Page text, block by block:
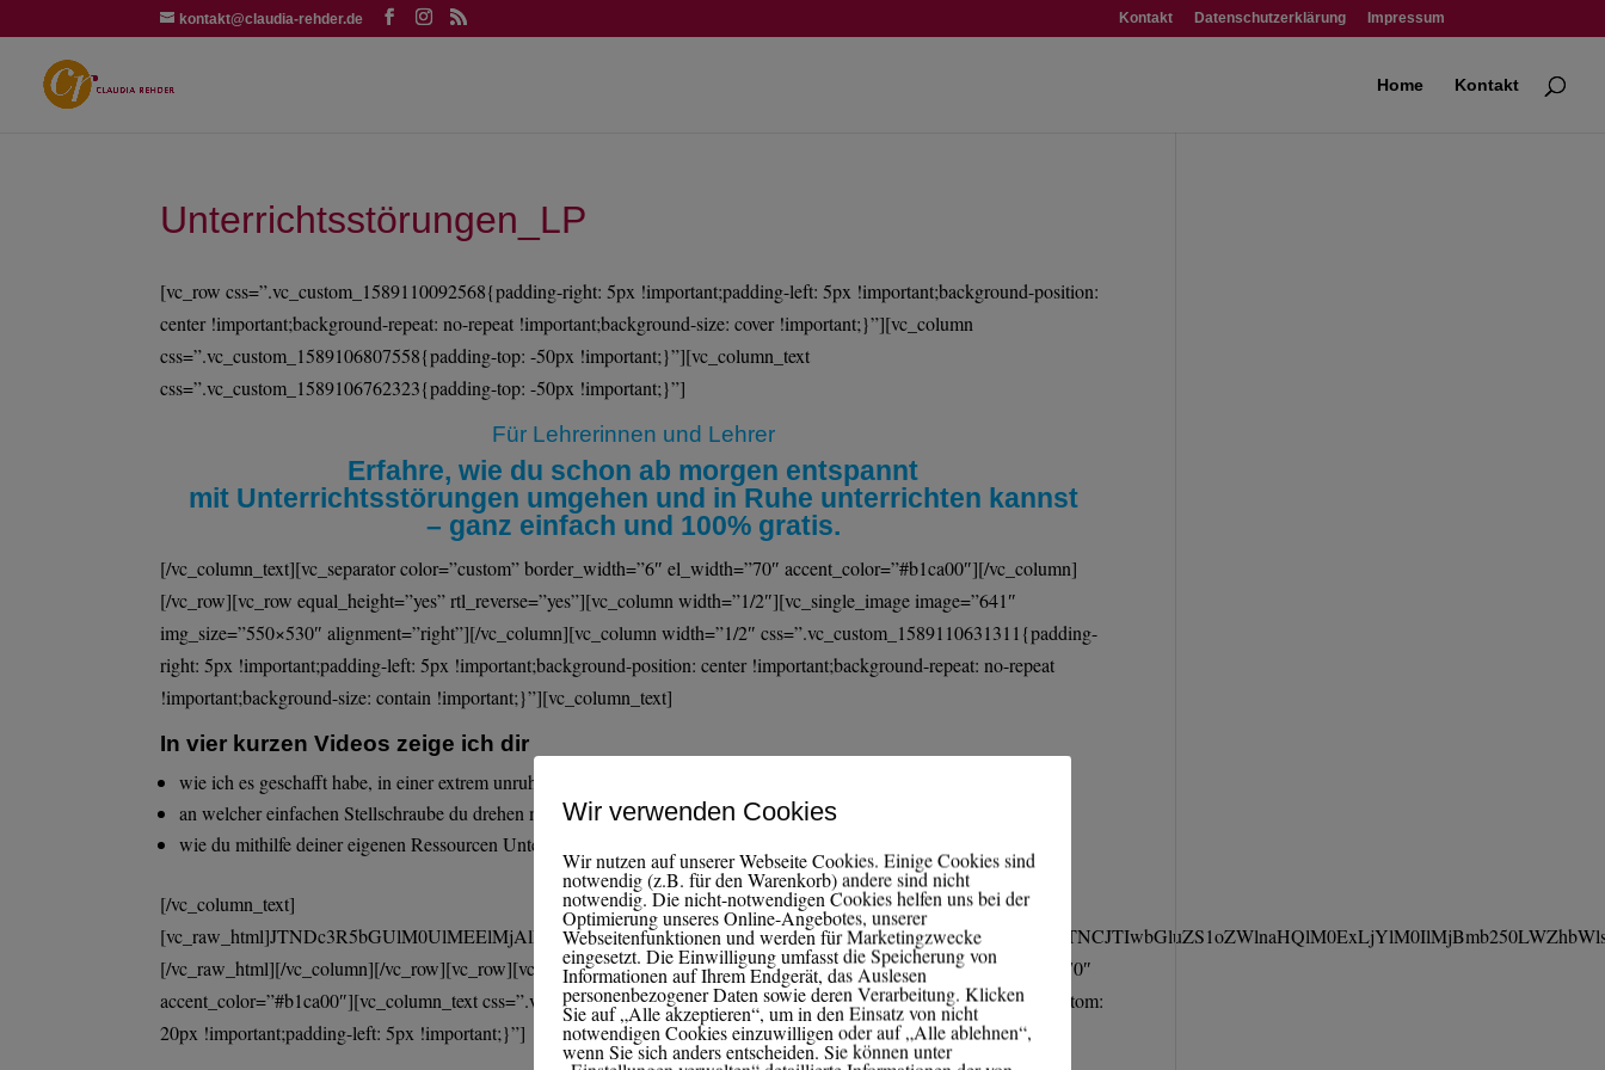
kontakt@claudia-rehder.de Kontakt Datenschutzerklärung Impressum
Home Kontakt
Unterrichtsstörungen_LP
[vc_row css=”.vc_custom_1589110092568{padding-right: 5px !important;padding-left: 5px !important;background-position:
center !important;background-repeat: no-repeat !important;background-size: cover !important;}”][vc_column
css=”.vc_custom_1589106807558{padding-top: -50px !important;}”][vc_column_text
css=”.vc_custom_1589106762323{padding-top: -50px !important;}”]
Für Lehrerinnen und Lehrer
Erfahre, wie du schon ab morgen entspannt
mit Unterrichtsstörungen umgehen und in Ruhe unterrichten kannst
– ganz einfach und 100% gratis.
[/vc_column_text][vc_separator color=”custom” border_width=”6″ el_width=”70″ accent_color=”#b1ca00″][/vc_column]
[/vc_row][vc_row equal_height=”yes” rtl_reverse=”yes”][vc_column width=”1/2″][vc_single_image image=”641″
img_size=”550×530″ alignment=”right”][/vc_column][vc_column width=”1/2″ css=”.vc_custom_1589110631311{padding-
right: 5px !important;padding-left: 5px !important;background-position: center !important;background-repeat: no-repeat
!important;background-size: contain !important;}”][vc_column_text]
In vier kurzen Videos zeige ich dir
wie ich es geschafft habe, in einer extrem unruhigen Klasse endlich entspannt zu unterrichten.
an welcher einfachen Stellschraube du drehen musst, um das ab morgen auch zu schaffen
wie du mithilfe deiner eigenen Ressourcen Unterrichtsstörungen zukünftig vermeiden kannst.
[/vc_column_text][vc_raw_html]JTNDc3R5bGUlM0UlMEElMjAlMjNfZm9ybV8yOV8lMjAlN0IlMjBmb250LXNpemUlM0ExNHB4JTNCJTIwbGluZS1oZWlnaHQlM0ExLjYlM0IlMjBmb250LWZhbWlseSUzQWFyaWFsJTJDJTIwaGVsdmV0aWNhJTJDJTIwc2Fucy1zZXJpZiUzQiUyMG1hcmdpbiUzQTAlM0IlMjAlN0QlMEElMjAlMjNfZm9ybV8yOV8lMjAlMkElMjAlN0IlMjBvdXRsaW5lJTNBMCUzQiUyMCU3RCUwQSUyMC5fZm9ybV9oaWRlJTIwJTdCJTIwZGlzcGxheSUzQW5vbmUlM0IlMjB2aXNpYmlsaXR5JTNBaGlkZGVuJTNCJTIwJTdEJTBBJTIwLl9mb3JtX3Nob3clMjAlN0IlMjBkaXNwbGF5JTNBYmxvY2slM0IlMjB2aXNpYmlsaXR5JTNBdmlzaWJsZSUzQiUyMCU3RCUwQSUyMCUyM19mb3JtXzI5Xy5fZm9ybS10b3AlMjAlN0IlMjB0b3AlM0EwJTNCJTIwJTdEJTBBJTIwJTIzX2Zvcm1fMjlfLl9mb3JtLWJvdHRvbSUyMCU3QiUyMGJvdHRvbSUzQTAlM0IlMjAlN0QlMEElMjAlMjNfZm9ybV8yOV8uX2Zvcm0tbGVmdCUyMCU3QiUyMGxlZnQlM0EwJTNCJTIwJTdEJTBBJTIwJTIzX2Zvcm1fMjlfLl9mb3JtLXJpZ2h0JTIwJTdCJTIwcmlnaHQlM0EwJTNCJTIwJTdEJTBBJTIwJTIzX2Zvcm1fMjlfJTIwaW5wdXQlNUJ0eXBlJTNEJTIydGV4dCUyMiU1RCUyQyUyM19mb3JtXzI5XyUyMGlucHV0JTVCdHlwZSUzRCUyMmRhdGUlMjIlNUQlMkMlMjNfZm9ybV8yOV8lMjB0ZXh0YXJlYSUyMCU3QiUyMHBhZGRpbmclM0E2cHglM0IlMjBoZWlnaHQlM0FhdXRvJTNCJTIwYm9yZGVyJTNBJTIzOTc5Nzk3JTIwMXB4JTIwc29saWQlM0IlMjBib3JkZXItcmFkaXVzJTNBNHB4JTNCJTIwY29sb3IlM0ElMjMwMDAlMjAlMjFpbXBvcnRhbnQlM0IlMjBmb250LXNpemUlM0ExNHB4JTNCJTIwLXdlYmtpdC1ib3gtc2l6aW5nJTNBYm9yZGVyLWJveCUzQiUyMC1tb3otYm94LXNpemluZyUzQWJvcmRlci1ib3glM0IlMjBib3gtc2l6aW5nJTNBYm9yZGVyLWJveCUzQiUyMCU3RCUwQSUyMCUyM19mb3JtXzI5XyUyMHRleHRhcmVhJTIwJTdCJTIwcmVzaXplJTNBbm9uZSUzQiUyMCU3RCUwQSUyMCUyM19mb3JtXzI5XyUyMC5fc3VibWl0JTIwJTdCJTIwLXdlYmtpdC1hcHBlYXJhbmNlJTNBbm9uZSUzQiUyMGN1cnNvciUzQXBvaW50ZXIlM0IlMjBmb250LWZhbWlseSUzQWFyaWFsJTJDJTIwc2Fucy1zZXJpZiUzQiUyMGZvbnQtc2l6ZSUzQTE0cHglM0IlMjB0ZXh0LWFsaWduJTNBY2VudGVyJTNCJTIwYmFja2dyb3VuZCUzQSUyM2U1MDA4MyUyMCUyMWltcG9ydGFudCUzQiUyMGJvcmRlciUzQTAlMjAlMjFpbXBvcnRhbnQlM0IlMjAtbW96LWJvcmRlci1yYWRpdXMlM0E2cHglMjAlMjFpbXBvcnRhbnQlM0IlMjAtd2Via2l0LWJvcmRlci1yYWRpdXMlM0E2cHglMjAlMjFpbXBvcnRhbnQlM0IlMjBib3JkZXItcmFkaXVzJTNBNnB4JTIwJTIxaW1wb3J0YW50JTNCJTIwY29sb3IlM0ElMjNmZmYlMjAlMjFpbXBvcnRhbnQlM0IlMjBwYWRkaW5nJTNBMTVweCUyMCUyMWltcG9ydGFudCUzQiUyMCU3RCUwQSUyMCUyM19mb3JtXzI5XyUyMC5fY2xvc2UtaWNvbiUyMCU3QiUyMGN1cnNvciUzQXBvaW50ZXIlM0IlMjBiYWNrZ3JvdW5kLWltYWdlJTNBdXJsJTI4JTI3aHR0cHMlM0ElMkYlMkZkMjI2YWo0YW8xdDYxcS5jbG91ZGZyb250Lm5ldCUyRmVzZmt5amgxdV9mb3Jtcy1jbG9zZS1kYXJrLnBuZyUyNyUyOSUzQiUyMGJhY2tncm91bmQtcmVwZWF0JTNBbm8tcmVwZWF0JTNCJTIwYmFja2dyb3VuZC1zaXplJTNBMTQuMnB4JTIwMTQuMnB4JTNCJTIwcG9zaXRpb24lM0FhYnNvbHV0ZSUzQiUyMGRpc3BsYXklM0FibG9jayUzQiUyMHRvcCUzQTExcHglM0IlMjByaWdodCUzQTlweCUzQiUyMG92ZXJmbG93JTNBaGlkZGVuJTNCJTIwd2lkdGglM0ExNi4ycHglM0IlMjBoZWlnaHQlM0ExNi4ycHglM0IlMjAlN0QlMEElMjAlMjNfZm9ybV8yOV8lMjAuX2Nsb3NlLWljb24lM0FiZWZvcmUlMjAlN0IlMjBwb3NpdGlvbiUzQXJlbGF0aXZlJTNCJTIwJTdEJTBBJTIwJTIzX2Zvcm1fMjlfJTIwLl9mb3JtLWJvZHklMjAlN0IlMjBtYXJnaW4tYm90dG9tJTNBMzBweCUzQiUyMCU3RCUwQSUyMCUyM19mb3JtXzI5XyUyMC5fZm9ybS1pbWFnZS1sZWZ0JTIwJTdCJTIwd2lkdGglM0ExNTBweCUzQiUyMGZsb2F0JTNBbGVmdCUzQiUyMCU3RCUwQSUyMCUyM19mb3JtXzI5XyUyMC5fZm9ybS1jb250ZW50LXJpZ2h0JTIwJTdCJTIwbWFyZ2luLWxlZnQlM0ExNjRweCUzQiUyMCU3RCUwQSUyMCUyM19mb3JtXzI5XyUyMC5fZm9ybS1icmFuZGluZyUyMCU3QiUyMGNvbG9yJTNBJTIzZmZmJTNCJTIwZm9udC1zaXplJTNBMTBweCUzQiUyMGNsZWFyJTNBYm90aCUzQiUyMHRleHQtYWxpZ24lM0FsZWZ0JTNCJTIwbWFyZ2luLXRvcCUzQTMwcHglM0IlMjBmb250LXdlaWdodCUzQTEwMCUzQiUyMCU3RCUwQSUyMCUyM19mb3JtXzI5XyUyMC5fZm9ybS1icmFuZGluZyUyMC5fbG9nbyUyMCU3QiUyMGRpc3BsYXklM0FibG9jayUzQiUyMHdpZHRoJTNBMTMwcHglM0IlMjBoZWlnaHQlM0ExNHB4JTNCJTIwbWFyZ2luLXRvcCUzQTZweCUzQiUyMGJhY2tncm91bmQtaW1hZ2UlM0F1cmwlMjglMjdodHRwcyUzQSUyRiUyRmQyMjZhajRhbzF0NjFxLmNsb3VkZnJvbnQubmV0JTJGaGg5dWpxZ3Y1X2FjbG9nb19saS5wbmclMjclMjklM0IlMjBiYWNrZ3JvdW5kLXNpemUlM0ExMzBweCUyMGF1dG8lM0IlMjBiYWNrZ3JvdW5kLXJlcGVhdCUzQW5vLXJlcGVhdCUzQiUyMCU3RCUwQSUyMCUyM19mb3JtXzI5XyUyMC5fZm9ybS1sYWJlbCUyQyUyM19mb3JtXzI5XyUyMC5fZm9ybV9lbGVtZW50JTIwLl9mb3JtLWxhYmVsJTIwJTdCJTIwZm9udC13ZWlnaHQlM0Fib2xkJTNCJTIwbWFyZ2luLWJvdHRvbSUzQTVweCUzQiUyMGRpc3BsYXklM0FibG9jayUzQiUyMCU3RCUwQSUyMCUyM19mb3JtXzI5Xy5fZGFyayUyMC5fZm9ybS1icmFuZGluZyUyMCU3QiUyMGNvbG9yJTNBJTIzMzMzJTNCJTIwJTdEJTBBJTIwJTIzX2Zvcm1fMjlfLl9kYXJrJTIwLl9mb3JtLWJyYW5kaW5nJTIwLl9sb2dvJTIwJTdCJTIwYmFja2dyb3VuZC1pbWFnZSUzQXVybCUyOCUyN2h0dHBzJTNBJTJGJTJGZDIyNmFqNGFvMXQ2MXEuY2xvdWRmcm9udC5uZXQlMkZqZnRxMmM4c19hY2xvZ29fZGsucG5nJTI3JTI5JTNCJTIwJTdEJTBBJTIwJTIzX2Zvcm1fMjlfJTIwLl9mb3JtX2VsZW1lbnQlMjAlN0IlMjBwb3NpdGlvbiUzQXJlbGF0aXZlJTNCJTIwbWFyZ2luLWJvdHRvbSUzQTEwcHglM0IlMjBmb250LXNpemUlM0EwJTNCJTIwbWF4LXdpZHRoJTNBMTAwJTI1JTNCJTIwJTdEJTBBJTIwJTIzX2Zvcm1fMjlfJTIwLl9mb3JtX2VsZW1lbnQlMjAlMkElMjAlN0IlMjBmb250LXNpemUlM0ExNHB4JTNCJTIwJTdEJTBBJTIwJTIzX2Zvcm1fMjlfJTIwLl9mb3JtX2VsZW1lbnQuX2NsZWFyJTIwJTdCJTIwY2xlYXIlM0Fib3RoJTNCJTIwd2lkdGglM0ExMDAlMjUlM0IlMjBmbG9hdCUzQW5vbmUlM0IlMjAlN0QlMEElMjAlMjNfZm9ybV8yOV8lMjAuX2Zvcm1fZWxlbWVudC5fY2xlYXIlM0FhZnRlciUyMCU3QiUyMGNsZWFyJTNBbGVmdCUzQiUyMCU3RCUwQSUyMCUyM19mb3JtXzI5XyUyMC5fZm9ybV9lbGVtZW50JTIwaW5wdXQlNUJ0eXBlJTNEJTIydGV4dCUyMiU1RCUyQyUyM19mb3JtXzI5XyUyMC5fZm9ybV9lbGVtZW50JTIwaW5wdXQlNUJ0eXBlJTNEJTIyZGF0ZSUyMiU1RCUyQyUyM19mb3JtXzI5XyUyMC5fZm9ybV9lbGVtZW50JTIwc2VsZWN0JTJDJTIzX2Zvcm1fMjlfJTIwLl9mb3JtX2VsZW1lbnQlMjB0ZXh0YXJlYSUzQW5vdCUyOC5nLXJlY2FwdGNoYS1yZXNwb25zZSUyOSUyMCU3QiUyMGRpc3BsYXklM0FibG9jayUzQiUyMHdpZHRoJTNBMTAwJTI1JTNCJTIwLXdlYmtpdC1ib3gtc2l6aW5nJTNBYm9yZGVyLWJveCUzQiUyMC1tb3otYm94LXNpemluZyUzQWJvcmRlci1ib3glM0IlMjBib3gtc2l6aW5nJTNBYm9yZGVyLWJveCUzQiUyMCU3RCUwQSUyMCUyM19mb3JtXzI5XyUyMC5fZmllbGQtd3JhcHBlciUyMCU3QiUyMHBvc2l0aW9uJTNBcmVsYXRpdmUlM0IlMjAlN0QlMEElMjAlMjNfZm9ybV8yOV8lMjAuX2lubGluZS1zdHlsZSUyMCU3QiUyMGZsb2F0JTNBbGVmdCUzQiUyMCU3RCUwQSUyMCUyM19mb3JtXzI5XyUyMC5faW5saW5lLXN0eWxlJTIwaW5wdXQlNUJ0eXBlJTNEJTIydGV4dCUyMiU1RCUyMCU3QiUyMHdpZHRoJTNBMTUwcHglM0IlMjAlN0QlMEElMjAlMjNfZm9ybV8yOV8lMjAuX2lubGluZS1zdHlsZSUzQW5vdCUyOC5fY2xlYXIlMjklMjAlMkIlMjAuX2lubGluZS1zdHlsZSUzQW5vdCUyOC5fY2xlYXIlMjklMjAlN0IlMjBtYXJnaW4tbGVmdCUzQTIwcHglM0IlMjAlN0QlMEElMjAlMjNfZm9ybV8yOV8lMjAuX2Zvcm1fZWxlbWVudCUyMGltZy5fZm9ybS1pbWFnZSUyMCU3QiUyMG1heC13aWR0aCUzQTEwMCUyNSUzQiUyMCU3RCUwQSUyMCUyM19mb3JtXzI5XyUyMC5fY2xlYXItZWxlbWVudCUyMCU3QiUyMGNsZWFyJTNBbGVmdCUzQiUyMCU3RCUwQSUyMCUyM19mb3JtXzI5XyUyMC5fZnVsbF93aWR0aCUyMCU3QiUyMHdpZHRoJTNBMTAwJTI1JTNCJTIwJTdEJTBBJTIwJTIzX2Zvcm1fMjlfJTIwLl9mb3JtX2Z1bGxfZmllbGQlMjAlN0IlMjBkaXNwbGF5JTNBYmxvY2slM0IlMjB3aWR0aCUzQTEwMCUyNSUzQiUyMG1hcmdpbi1ib3R0b20lM0ExMHB4JTNCJTIwJTdEJTBBJTIwJTIzX2Zvcm1fMjlfJTIwaW5wdXQlNUJ0eXBlJTNEJTIydGV4dCUyMiU1RC5faGFzX2Vycm9yJTJDJTIzX2Zvcm1fMjlfJTIwdGV4dGFyZWEuX2hhc19lcnJvciUyMCU3QiUyMGJvcmRlciUzQSUyM2YzN2M3YiUyMDFweCUyMHNvbGlkJTNCJTIwJTdEJTBBJTIwJTIzX2Zvcm1fMjlfJTIwaW5wdXQlNUJ0eXBlJTNEJTIyY2hlY2tib3glMjIlNUQuX2hhc19lcnJvciUyMCU3QiUyMG91dGxpbmUlM0ElMjNmMzdjN2IlMjAxcHglMjBzb2xpZCUzQiUyMCU3RCUwQSUyMCUyM19mb3JtXzI5XyUyMC5fZXJyb3IlMjAlN0IlMjBkaXNwbGF5JTNBYmxvY2slM0IlMjBwb3NpdGlvbiUzQWFic29sdXRlJTNCJTIwZm9udC1zaXplJTNBMTRweCUzQiUyMHotaW5kZXglM0ExMDAwMDAwMSUzQiUyMCU3RCUwQSUyMCUyM19mb3JtXzI5XyUyMC5fZXJyb3IuX2Fib3ZlJTIwJTdCJTIwcGFkZGluZy1ib3R0b20lM0E0cHglM0IlMjBib3R0b20lM0EzOXB4JTNCJTIwcmlnaHQlM0EwJTNCJTIwJTdEJTBBJTIwJTIzX2Zvcm1fMjlfJTIwLl9lcnJvci5fYmVsb3clMjAlN0IlMjBwYWRkaW5nLXRvcCUzQTRweCUzQiUyMHRvcCUzQTEwMCUyNSUzQiUyMHJpZ2h0JTNBMCUzQiUyMCU3RCUwQSUyMCUyM19mb3JtXzI5XyUyMC5fZXJyb3IuX2Fib3ZlJTIwLl9lcnJvci1hcnJvdyUyMCU3QiUyMGJvdHRvbSUzQTAlM0IlMjByaWdodCUzQTE1cHglM0IlMjBib3JkZXItbGVmdCUzQTVweCUyMHNvbGlkJTIwdHJhbnNwYXJlbnQlM0IlMjBib3JkZXItcmlnaHQlM0E1cHglMjBzb2xpZCUyMHRyYW5zcGFyZW50JTNCJTIwYm9yZGVyLXRvcCUzQTVweCUyMHNvbGlkJTIwJTIzZjM3YzdiJTNCJTIwJTdEJTBBJTIwJTIzX2Zvcm1fMjlfJTIwLl9lcnJvci5fYmVsb3clMjAuX2Vycm9yLWFycm93JTIwJTdCJTIwdG9wJTNBMCUzQiUyMHJpZ2h0JTNBMTVweCUzQiUyMGJvcmRlci1sZWZ0JTNBNXB4JTIwc29saWQlMjB0cmFuc3BhcmVudCUzQiUyMGJvcmRlci1yaWdodCUzQTVweCUyMHNvbGlkJTIwdHJhbnNwYXJlbnQlM0IlMjBib3JkZXItYm90dG9tJTNBNXB4JTIwc29saWQlMjAlMjNmMzdjN2IlM0IlMjAlN0QlMEElMjAlMjNfZm9ybV8yOV8lMjAuX2Vycm9yLWlubmVyJTIwJTdCJTIwcGFkZGluZyUzQThweCUyMDEycHglM0IlMjBiYWNrZ3JvdW5kLWNvbG9yJTNBJTIzZjM3YzdiJTNCJTIwZm9udC1zaXplJTNBMTRweCUzQiUyMGZvbnQtZmFtaWx5JTNBYXJpYWwlMkMlMjBzYW5zLXNlcmlmJTNCJTIwY29sb3IlM0ElMjNmZmYlM0IlMjB0ZXh0LWFsaWduJTNBY2VudGVyJTNCJTIwdGV4dC1kZWNvcmF0aW9uJTNBbm9uZSUzQiUyMC13ZWJraXQtYm9yZGVyLXJhZGl1cyUzQTRweCUzQiUyMC1tb3otYm9yZGVyLXJhZGl1cyUzQTRweCUzQiUyMGJvcmRlci1yYWRpdXMlM0E0cHglM0IlMjAlN0QlMEElMjAlMjNfZm9ybV8yOV8lMjAuX2Vycm9yLWlubmVyLl9mb3JtX2Vycm9yJTIwJTdCJTIwbWFyZ2luLWJvdHRvbSUzQTVweCUzQiUyMHRleHQtYWxpZ24lM0FsZWZ0JTNCJTIwJTdEJTBBJTIwJTIzX2Zvcm1fMjlfJTIwLl9idXR0b24td3JhcHBlciUyMC5fZXJyb3ItaW5uZXIuX2Zvcm1fZXJyb3IlMjAlN0IlMjBwb3NpdGlvbiUzQXN0YXRpYyUzQiUyMCU3RCUwQSUyMCUyM19mb3JtXzI5XyUyMC5fZXJyb3ItaW5uZXIuX25vX2Fycm93JTIwJTdCJTIwbWFyZ2luLWJvdHRvbSUzQTEwcHglM0IlMjAlN0QlMEElMjAlMjNfZm9ybV8yOV8lMjAuX2Vycm9yLWFycm93JTIwJTdCJTIwcG9zaXRpb24lM0FhYnNvbHV0ZSUzQiUyMHdpZHRoJTNBMCUzQiUyMGhlaWdodCUzQTAlM0IlMjAlN0QlMEElMjAlMjNfZm9ybV8yOV8lMjAuX2Vycm9yLWh0bWwlMjAlN0IlMjBtYXJnaW4tYm90dG9tJTNBMTBweCUzQiUyMCU3RCUwQSUyMC5waWthLXNpbmdsZSUyMCU3QiUyMHotaW5kZXglM0ExMDAwMDAwMSUyMCUyMWltcG9ydGFudCUzQiUyMCU3RCUwQSUyMCU0MG1lZGlhJTIwYWxsJTIwYW5kJTIwJTI4bWluLXdpZHRoJTNBMzIwcHglMjklMjBhbmQlMjAlMjhtYXgtd2lkdGglM0E2NjdweCUyOSUyMCU3QiUyMCUzQSUzQS13ZWJraXQtc2Nyb2xsYmFyJTIwJTdCJTIwZGlzcGxheSUzQW5vbmUlM0IlMjAlN0QlMEElMjAlMjNfZm9ybV8yOV8lMjAlN0IlMjBtYXJnaW4lM0EwJTNCJTIwd2lkdGglM0ExMDAlMjUlM0IlMjBtaW4td2lkdGglM0ExMDAlMjUlM0IlMjBtYXgtd2lkdGglM0ExMDAlMjUlM0IlMjBib3gtc2l6aW5nJTNBYm9yZGVyLWJveCUzQiUyMCU3RCUwQSUyMCUyM19mb3JtXzI5XyUyMCUyQSUyMCU3QiUyMC13ZWJraXQtYm94LXNpemluZyUzQWJvcmRlci1ib3glM0IlMjAtbW96LWJveC1zaXppbmclM0Fib3JkZXItYm94JTNCJTIwYm94LXNpemluZyUzQWJvcmRlci1ib3glM0IlMjBmb250LXNpemUlM0ExZW0lM0IlMjAlN0QlMEElMjAlMjNfZm9ybV8yOV8lMjAuX2Zvcm0tY29udGVudCUyMCU3QiUyMG1hcmdpbiUzQTAlM0IlMjB3aWR0aCUzQTEwMCUyNSUzQiUyMCU3RCUwQSUyMCUyM19mb3JtXzI5XyUyMC5fZm9ybS1pbm5lciUyMCU3QiUyMGRpc3BsYXklM0FibG9jayUzQiUyMG1pbi13aWR0aCUzQTEwMCUyNSUzQiUyMCU3RCUwQSUyMCUyM19mb3JtXzI5XyUyMC5fZm9ybS10aXRsZSUyQyUyM19mb3JtXzI5XyUyMC5faW5saW5lLXN0eWxlJTIwJTdCJTIwbWFyZ2luLXRvcCUzQTAlM0IlMjBtYXJnaW4tcmlnaHQlM0EwJTNCJTIwbWFyZ2luLWxlZnQlM0EwJTNCJTIwJTdEJTBBJTIwJTIzX2Zvcm1fMjlfJTIwLl9mb3JtLXRpdGxlJTIwJTdCJTIwZm9udC1zaXplJTNBMS4yZW0lM0IlMjAlN0QlMEElMjAlMjNfZm9ybV8yOV8lMjAuX2Zvcm1fZWxlbWVudCUyMCU3QiUyMG1hcmdpbiUzQTAlMjAwJTIwMjBweCUzQiUyMHBhZGRpbmclM0EwJTNCJTIwd2lkdGglM0ExMDAlMjUlM0
Wir verwenden Cookies
Wir nutzen auf unserer Webseite Cookies. Einige Cookies sind
notwendig (z.B. für den Warenkorb) andere sind nicht
notwendig. Die nicht-notwendigen Cookies helfen uns bei der
Optimierung unseres Online-Angebotes, unserer
Webseitenfunktionen und werden für Marketingzwecke
eingesetzt. Die Einwilligung umfasst die Speicherung von
Informationen auf Ihrem Endgerät, das Auslesen
personenbezogener Daten sowie deren Verarbeitung. Klicken
Sie auf „Alle akzeptieren“, um in den Einsatz von nicht
notwendigen Cookies einzuwilligen oder auf „Alle ablehnen“,
wenn Sie sich anders entscheiden. Sie können unter